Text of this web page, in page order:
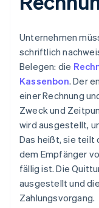
Unternehmen
schriftlich
Belegen: die
Kassenbon. Der
einer Rechnung
Zweck und
wird ausgestellt,
Das heißt, sie teilt
dem Empfänger
fällig ist. Die
ausgestellt und
Zahlungsvorgang.